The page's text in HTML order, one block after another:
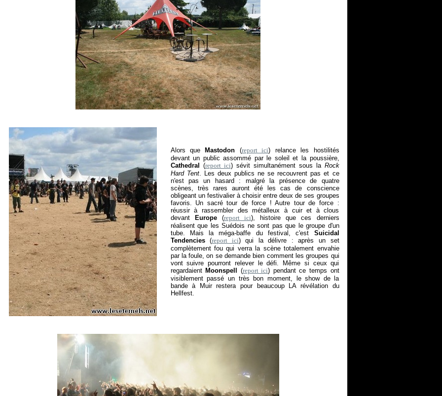
Alors que Mastodon (report ici) relance les hostilités
devant un public assommé par le soleil et la poussière,
Cathedral
(report ici) sévit simultanément sous la Rock
Hard Tent. Les deux publics ne se recouvrent pas et ce
n'est pas un hasard : malgré la présence de quatre
scènes, très rares auront été les cas de conscience
obligeant un festivalier à choisir entre deux de ses groupes
favoris. Un sacré tour de force ! Autre tour de force :
réussir à rassembler des métalleux à cuir et à clous
devant
Europe(report ici), histoire que ces derniers
réalisent que les Suédois ne sont pas que le groupe d'un
tube. Mais la méga-baffe du festival, c'est Suicidal
Tendencies(report ici) qui la délivre : après un set
complètement fou qui verra la scène totalement envahie
par la foule, on se demande bien comment les groupes qui
vont suivre pourront relever le défi. Même si ceux qui
regardaient Moonspell (report ici) pendant ce temps ont
visiblement passé un très bon moment, le show de la
bande à Muir restera pour beaucoup LA révélation du
Hellfest.